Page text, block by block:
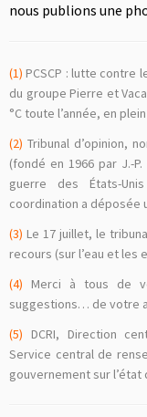
nous publions une
(1) PCSCP : lutte contre
du groupe Pierre et
°C toute l’année, en
(2) Tribunal d’opinion,
(fondé en 1966 par J.-
guerre des États-
coordination a déposée
(3) Le 17 juillet, le
recours (sur l’eau et les
(4) Merci à tous de
suggestions… de votre
(5) DCRI, Direction
Service central de
gouvernement sur l’état